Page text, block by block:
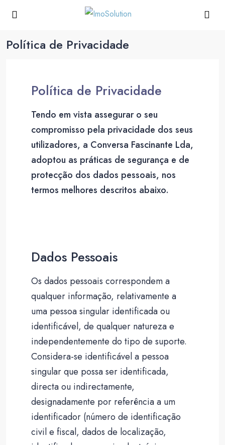
Política de Privacidade
Política de Privacidade
Tendo em vista assegurar o seu
compromisso pela privacidade dos seus
utilizadores, a Conversa Fascinante Lda,
adoptou as práticas de segurança e de
protecção dos dados pessoais, nos
termos melhores descritos abaixo.
Dados Pessoais
Os dados pessoais correspondem a
qualquer informação, relativamente a
uma pessoa singular identificada ou
identificável, de qualquer natureza e
independentemente do tipo de suporte.
Considera-se identificável a pessoa
singular que possa ser identificada,
directa ou indirectamente,
designadamente por referência a um
identificador (número de identificação
civil e fiscal, dados de localização,